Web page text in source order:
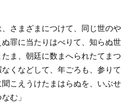
、さまざまにつけて、同じ世のや
罪に当たりはべりて、知らぬ世
ま、朝廷に数まへられたてまつ
くなどして、年ごろも、参りて
こえうけたまはらぬを、いぶせ
む」